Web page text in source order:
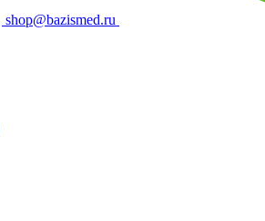
shop@bazismed.ru